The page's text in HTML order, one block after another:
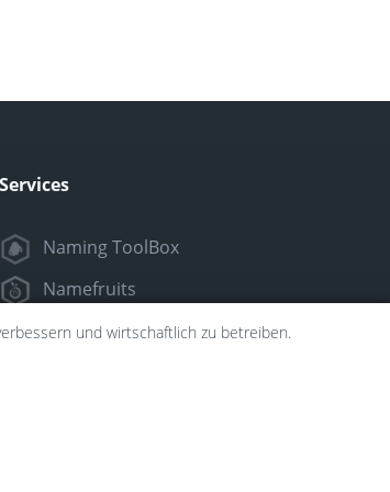
Services
Naming ToolBox
Namefruits
NameScore
und wirtschaftlich zu betreiben.